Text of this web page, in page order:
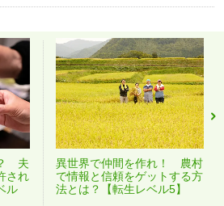
夫
され
ル
異世界で仲間を作れ！ 農村
で情報と信頼をゲットする方
法とは？【転生レベル5】